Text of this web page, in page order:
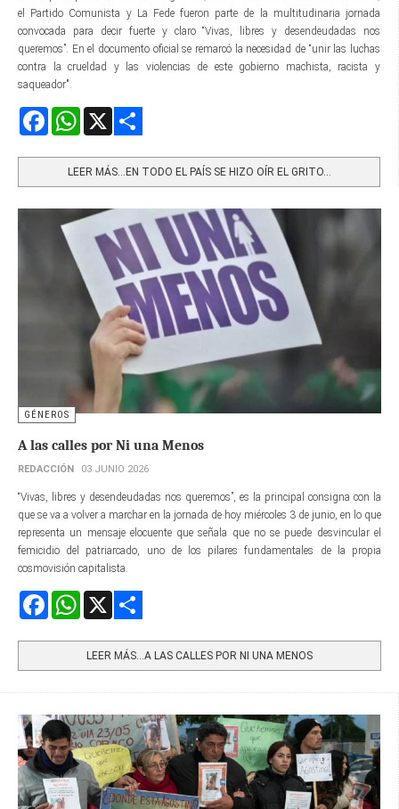
el Partido Comunista y La Fede fueron parte de la multitudinaria jornada
convocada para decir fuerte y claro “Vivas, libres y desendeudadas nos
queremos”. En el documento oficial se remarcó la necesidad de “unir las luchas
contra la crueldad y las violencias de este gobierno machista, racista y
saqueador".
FacebookWhatsApp
LEER MÁS…EN TODO EL PAÍS SE HIZO OÍR EL GRITO...
GÉNEROS
A las calles por Ni una Menos
REDACCIÓN 03 JUNIO 2026
“Vivas, libres y desendeudadas nos queremos”, es la principal consigna con la
que se va a volver a marchar en la jornada de hoy miércoles 3 de junio, en lo que
representa un mensaje elocuente que señala que no se puede desvincular el
femicidio del patriarcado, uno de los pilares fundamentales de la propia
cosmovisión capitalista.
FacebookWhatsApp
LEER MÁS…A LAS CALLES POR NI UNA MENOS